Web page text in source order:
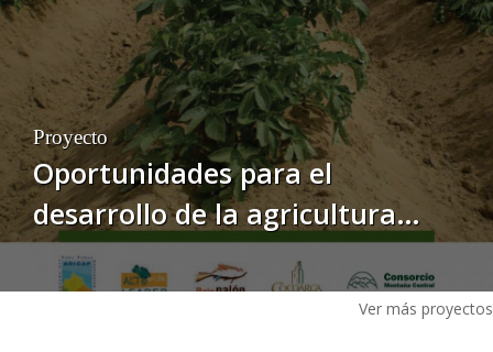
Proyecto
Oportunidades para el
desarrollo de la agricultura
periurbana en Asturias.
Ver más proyectos